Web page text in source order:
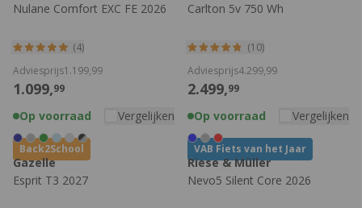
Nulane Comfort EXC FE 2026
(4)
1.099,99
Adviesprijs1.199,99
Op voorraad Vergelijken
Carlton 5v 750 Wh
(10)
2.499,99
Adviesprijs4.299,99
Op voorraad Vergelijken
Back2School
Gazelle
Esprit T3 2027
VAB Fiets van het Jaar
Riese & Müller
Nevo5 Silent Core 2026